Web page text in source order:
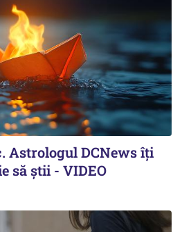
Astrologul DCNews îți
să știi - VIDEO